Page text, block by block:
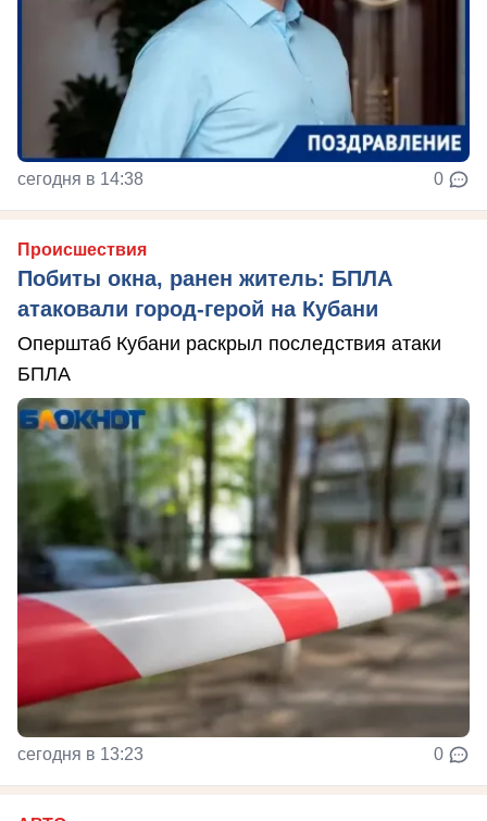
сегодня в 14:38 0
Происшествия
Побиты окна, ранен житель: БПЛА
атаковали город-герой на Кубани
Оперштаб Кубани раскрыл последствия атаки
БПЛА
сегодня в 13:23 0